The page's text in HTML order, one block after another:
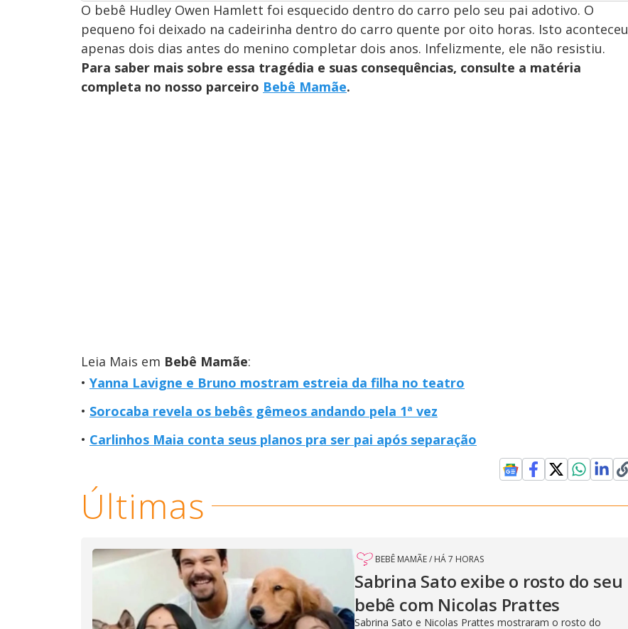
O bebê Hudley Owen Hamlett foi esquecido dentro do carro pelo seu pai adotivo. O
pequeno foi deixado na cadeirinha dentro do carro quente por oito horas. Isto aconteceu
apenas dois dias antes do menino completar dois anos. Infelizmente, ele não resistiu.
Para saber mais sobre essa tragédia e suas consequências, consulte a matéria
completa no nosso parceiro Bebê Mamãe.
Leia Mais em Bebê Mamãe:
Yanna Lavigne e Bruno mostram estreia da filha no teatro
Sorocaba revela os bebês gêmeos andando pela 1ª vez
Carlinhos Maia conta seus planos pra ser pai após separação
Últimas
BEBÊ MAMÃE/ HÁ 7 HORAS
Sabrina Sato exibe o rosto do seu
bebê com Nicolas Prattes
Sabrina Sato e Nicolas Prattes mostraram o rosto do